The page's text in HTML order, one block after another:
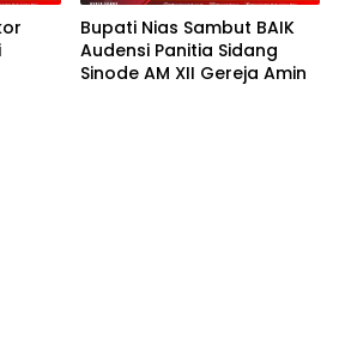
Bupati Nias Sambut BAIK
Audensi Panitia Sidang
Sinode AM XII Gereja Amin